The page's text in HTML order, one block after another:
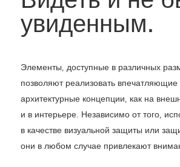
увиденным.
Элементы, доступные в различных
позволяют реализовать
архитектурные концепции, как на
и в интерьере. Независимо от того,
в качестве визуальной защиты или
они в любом случае привлекают